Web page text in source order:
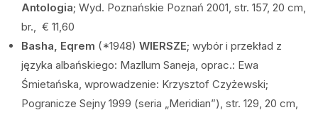
Antologia; Wyd. Poznańskie Poznań 2001, str. 157, 20 cm,
br., € 11,60
Basha, Eqrem (*1948) WIERSZE; wybór i przekład z
języka albańskiego: Mazllum Saneja, oprac.: Ewa
Śmietańska, wprowadzenie: Krzysztof Czyżewski;
Pogranicze Sejny 1999 (seria „Meridian”), str. 129, 20 cm,